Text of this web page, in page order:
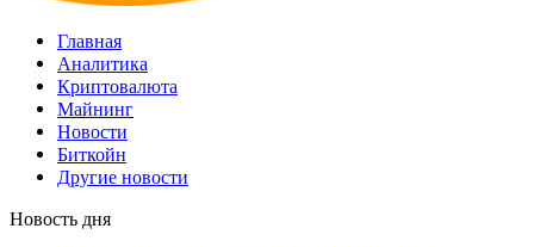
Главная
Аналитика
Криптовалюта
Майнинг
Новости
Биткойн
Другие новости
Новость дня